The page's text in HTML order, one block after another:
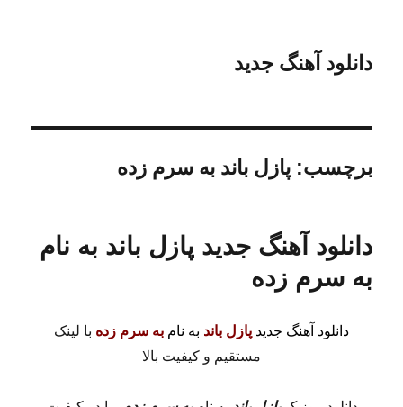
دانلود آهنگ جدید
برچسب:پازل باند به سرم زده
دانلود آهنگ جدید پازل باند به نام
به سرم زده
دانلود آهنگ جدید پازل باند به نام به سرم زده با لینک
مستقیم و کیفیت بالا